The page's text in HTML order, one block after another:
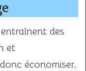
des
et
économiser,